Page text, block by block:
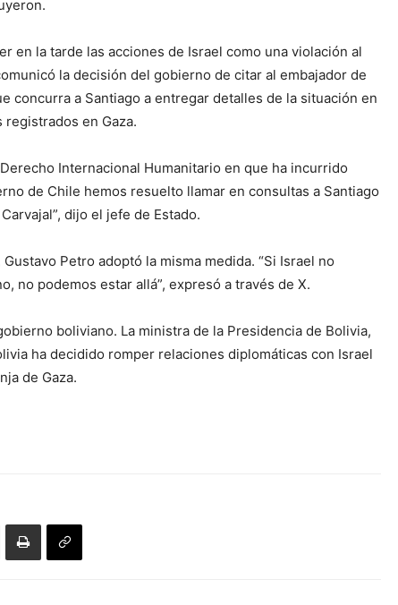
en la tarde las acciones de Israel como una violación al
la decisión del gobierno de citar al embajador de
concurra a Santiago a entregar detalles de la situación en
en Gaza.
Internacional Humanitario en que ha incurrido
de Chile hemos resuelto llamar en consultas a Santiago
dijo el jefe de Estado.
Petro adoptó la misma medida. “Si Israel no
no podemos estar allá”, expresó a través de X.
boliviano. La ministra de la Presidencia de Bolivia,
ha decidido romper relaciones diplomáticas con Israel
de Gaza.